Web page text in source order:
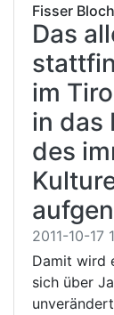
Fisser
Das
im
in das
des
2011-10-17
Damit wird
sich über